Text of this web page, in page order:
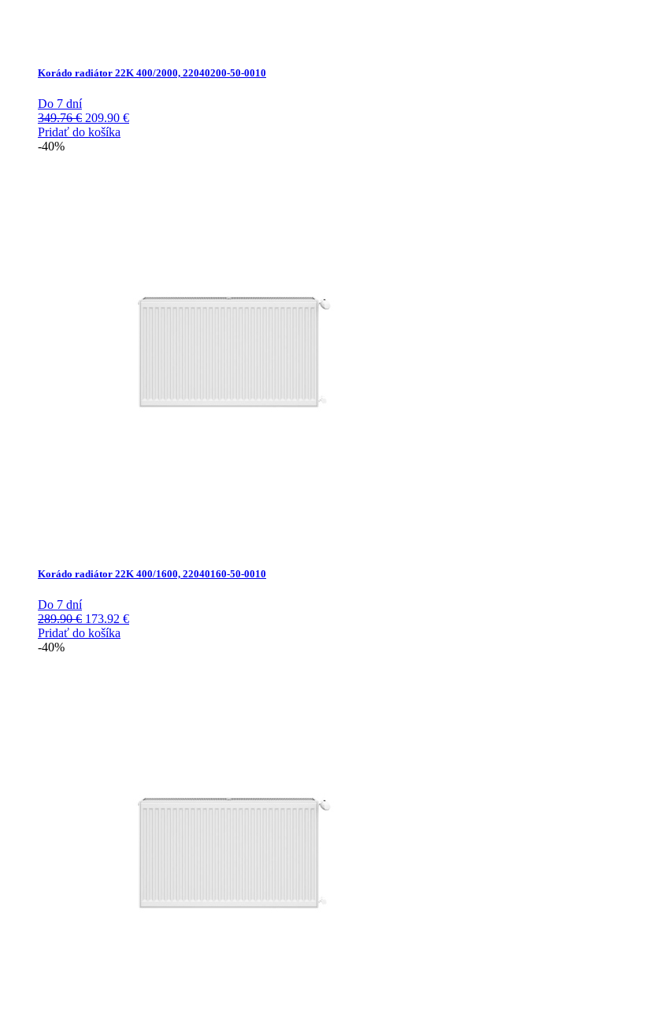
Korádo radiátor 22K 400/2000, 22040200-50-0010
Do 7 dní
349.76€ Pôvodná
cena
209.90 €Aktuálna
Pridať do košíka
-40%
Korádo radiátor 22K 400/1600, 22040160-50-0010
Do 7 dní
289.90€ Pôvodná
cena
173.92 €Aktuálna
Pridať do košíka
-40%